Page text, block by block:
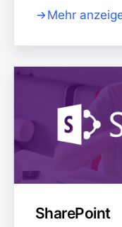
Mehr
SharePoint